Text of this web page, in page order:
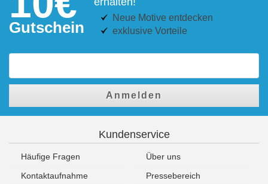
Gutschein
Neue Motive entdecken
exklusive Vorteile
Anmelden
Kundenservice
Häufige Fragen
Über uns
Kontaktaufnahme
Pressebereich